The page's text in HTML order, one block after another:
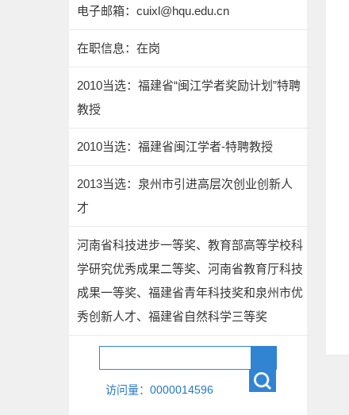
电子邮箱： cuixl@hqu.edu.cn
在职信息：在岗
2010当选：福建省“闽江学者奖励计划”特聘
教授
2010当选：福建省闽江学者-特聘教授
2013当选：泉州市引进高层次创业创新人
才
河南省科技进步一等奖、教育部高等学校科
学研究优秀成果二等奖、河南省教育厅科技
成果一等奖、福建省青年科技奖和泉州市优
秀创新人才、福建省自然科学三等奖
访问量： 0000014596